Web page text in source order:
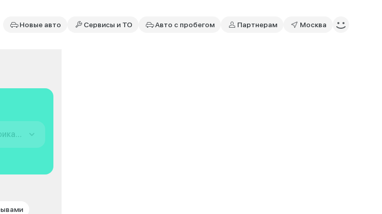
Новые авто Сервисы и ТО Авто с пробегом Партнерам Москва
Модификация